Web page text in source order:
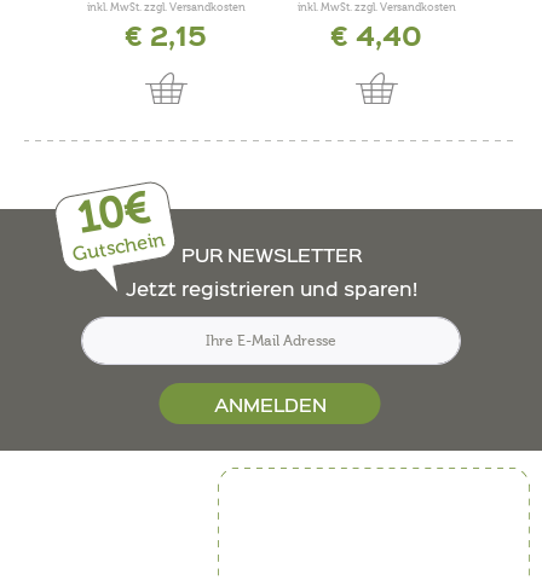
inkl. MwSt. zzgl. Versandkosten
€ 2,15
inkl. MwSt. zzgl. Versandkosten
€ 4,40
10€
Gutschein
PUR NEWSLETTER
Jetzt registrieren und sparen!
ANMELDEN